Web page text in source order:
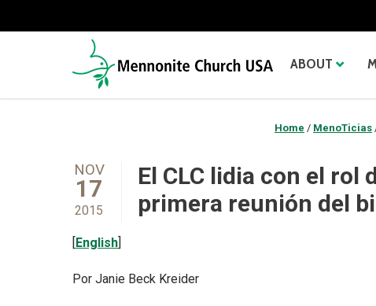
ABOUT
Home / MenoTicias
NOV
17
2015
El CLC lidia con el rol
primera reunión del
[English]
Por Janie Beck Kreider